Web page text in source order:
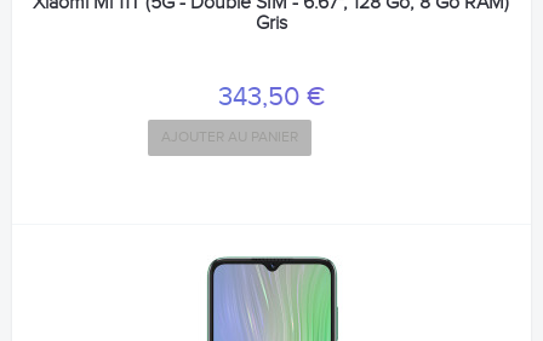
Gris
343,50 €
AJOUTER AU PANIER